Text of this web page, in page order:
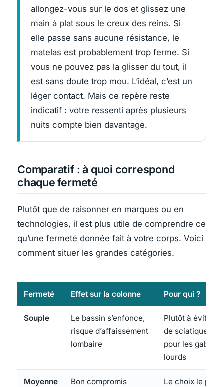
allongez-vous sur le dos et glissez une
main à plat sous le creux des reins. Si
elle passe sans aucune résistance, le
matelas est probablement trop ferme. Si
vous ne pouvez pas la glisser du tout, il
est sans doute trop mou. L’idéal, c’est un
léger contact. Mais ce repère reste
indicatif : votre ressenti après plusieurs
nuits compte bien davantage.
Comparatif : à quoi correspond
chaque fermeté
Plutôt que de raisonner en marques ou en
technologies, il est plus utile de comprendre ce
qu’une fermeté donnée fait à votre corps. Voici
comment situer les grandes catégories.
Fermeté Effet sur la colonne Pour qui ?
Souple
Le bassin s’enfonce,
risque d’affaissement
lombaire
Plutôt à éviter
de sciatique,
pour les gabarits
lourds
Moyenne
Bon compromis
Le choix le plus